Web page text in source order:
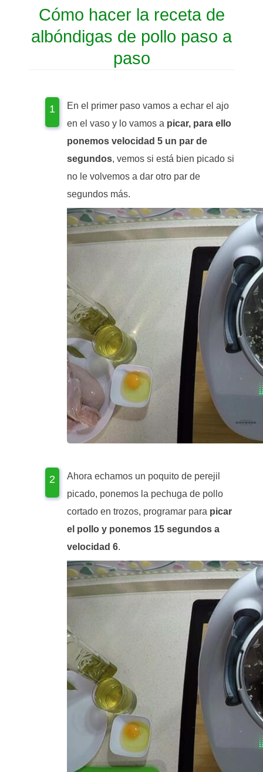
Cómo hacer la receta de
albóndigas de pollo paso a
paso
En el primer paso vamos a echar el ajo
en el vaso y lo vamos a picar, para ello
ponemos velocidad 5 un par de
segundos, vemos si está bien picado si
no le volvemos a dar otro par de
segundos más.
Ahora echamos un poquito de perejil
picado, ponemos la pechuga de pollo
cortado en trozos, programar para picar
el pollo y ponemos 15 segundos a
velocidad 6.